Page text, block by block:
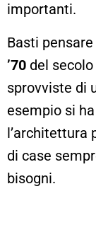
importanti.
Basti
’70 del
sprovviste di
esempio si
l’architettura
di case
bisogni.